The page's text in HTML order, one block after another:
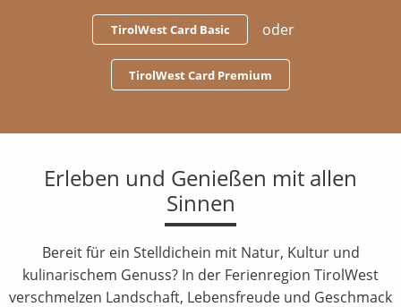
TirolWest Card Basic oder
TirolWest Card Premium
Erleben und Genießen mit allen
Sinnen
Bereit für ein Stelldichein mit Natur, Kultur und
kulinarischem Genuss? In der Ferienregion TirolWest
verschmelzen Landschaft, Lebensfreude und Geschmack